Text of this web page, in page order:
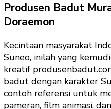
Produsen Badut
Doraemon
Kecintaan masyarakat
Suneo, inilah yang
kreatif
badut dengan karakter
contoh referensi untuk
pameran, film animasi,